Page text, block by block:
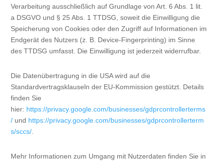
Verarbeitung ausschließlich auf Grundlage von Art. 6 Abs. 1 lit.
a DSGVO und § 25 Abs. 1 TTDSG, soweit die Einwilligung die
Speicherung von Cookies oder den Zugriff auf Informationen im
Endgerät des Nutzers (z. B. Device-Fingerprinting) im Sinne
des TTDSG umfasst. Die Einwilligung ist jederzeit widerrufbar.
Die Datenübertragung in die USA wird auf die
Standardvertragsklauseln der EU-Kommission gestützt. Details
finden Sie
hier: https://privacy.google.com/businesses/gdprcontrollerterms
/ und https://privacy.google.com/businesses/gdprcontrollerterm
s/sccs/.
Mehr Informationen zum Umgang mit Nutzerdaten finden Sie in